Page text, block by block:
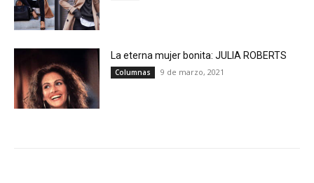
La eterna mujer bonita: JULIA ROBERTS
Columnas 9 de marzo, 2021